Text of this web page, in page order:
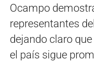
Ocampo
representantes
dejando claro
el país sigue